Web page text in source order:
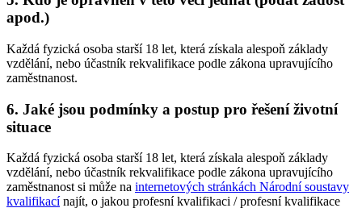
apod.)
Každá fyzická osoba starší 18 let, která získala alespoň základy
vzdělání, nebo účastník rekvalifikace podle zákona upravujícího
zaměstnanost.
6. Jaké jsou podmínky a postup pro řešení životní
situace
Každá fyzická osoba starší 18 let, která získala alespoň základy
vzdělání, nebo účastník rekvalifikace podle zákona upravujícího
zaměstnanost si může na internetových stránkách Národní soustavy
kvalifikacínajít, o jakou profesní kvalifikaci / profesní kvalifikace